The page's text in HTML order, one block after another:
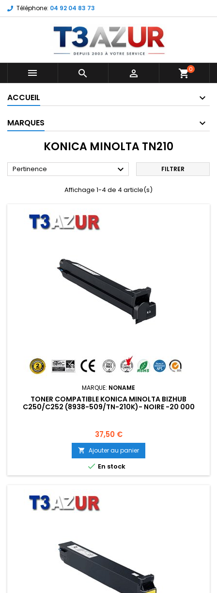
Téléphone: 04 92 04 83 73
   shopping_cart0
ACCUEIL
MARQUES
KONICA MINOLTA TN210
Pertinence  FILTRER
Affichage 1-4 de 4 article(s)
MARQUE: NONAME
TONER COMPATIBLE KONICA MINOLTA BIZHUB
C250/C252 (8938-509/TN-210K)- NOIRE -20 000
Prix
37,50 €
 Ajouter au panier
 En stock